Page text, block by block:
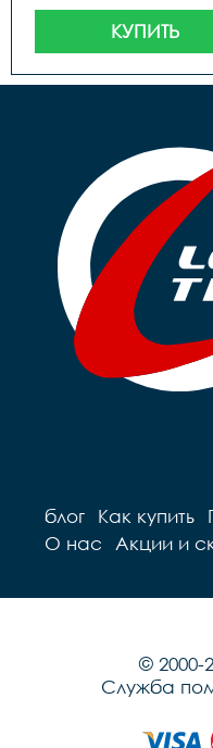
КУПИТЬ
блог Как купить
О нас
Акции и
© 2000-
Служба